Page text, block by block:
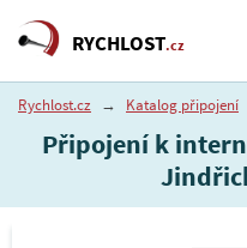
RYCHLOST.cz
Rychlost.cz → Katalog připojení
Připojení k